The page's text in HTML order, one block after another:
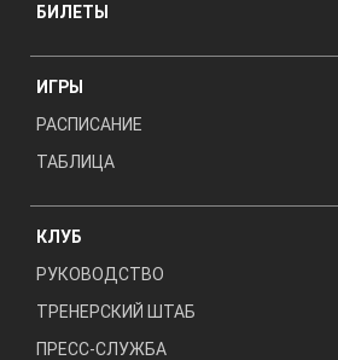
БИЛЕТЫ
ИГРЫ
РАСПИСАНИЕ
ТАБЛИЦА
КЛУБ
РУКОВОДСТВО
ТРЕНЕРСКИЙ ШТАБ
ПРЕСС-СЛУЖБА